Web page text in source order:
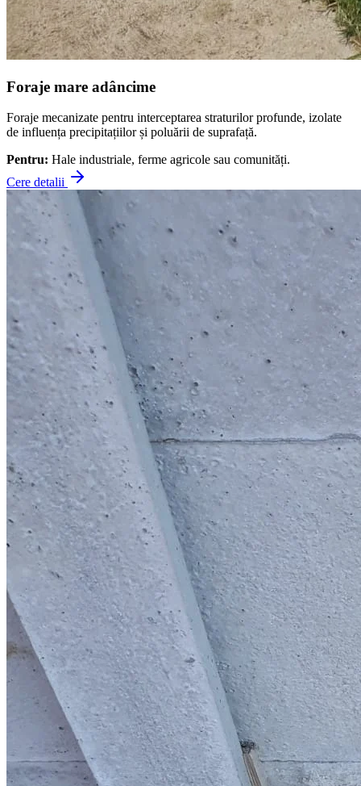
Foraje mare adâncime
Foraje mecanizate pentru interceptarea straturilor profunde, izolate
de influența precipitațiilor și poluării de suprafață.
Pentru: Hale industriale, ferme agricole sau comunități.
Cere detalii